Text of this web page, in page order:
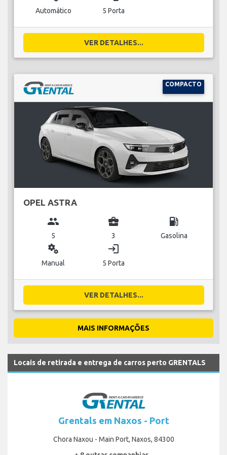
Automático 5 Porta
VER DETALHES...
COMPACTO
OPEL ASTRA
group
5
business_center
3
local_gas_station
Gasolina
miscellaneous_services
Manual
login
5 Porta
VER DETALHES...
MAIS INFORMAÇÕES
Locais de retirada e entrega de carros perto GRENTALS
Grentals em Naxos - Port
Chora Naxou - Main Port, Naxos, 84300